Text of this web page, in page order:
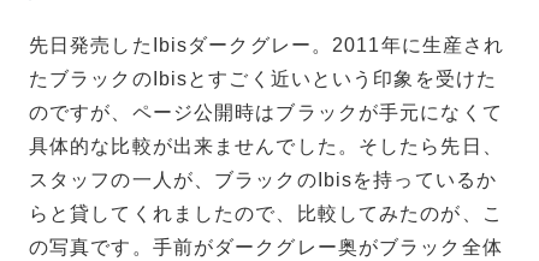
先日発売したIbisダークグレー。2011年に生産され
たブラックのIbisとすごく近いという印象を受けた
のですが、ページ公開時はブラックが手元になくて
具体的な比較が出来ませんでした。そしたら先日、
スタッフの一人が、ブラックのIbisを持っているか
らと貸してくれましたので、比較してみたのが、こ
の写真です。手前がダークグレー奥がブラック全体